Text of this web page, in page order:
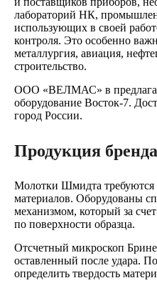
лабораторий НК,
использующих в своей
контроля. Это особенно
металлургия, авиация,
строительство.
ООО «ВЕЛМАС» в
оборудование Восток-7.
город России.
Продукция
Молотки Шмидта требуются
материалов. Оборудованы
механизмом, который за
по поверхности образца.
Отсчетный микроскоп
оставленный после удара.
определить твердость